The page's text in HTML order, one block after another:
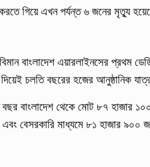
গিয়ে এখন পর্যন্ত ৬ জনের মৃত্যু
বাংলাদেশ এয়ারলাইনসের প্রথম
চলতি বছরের হজের আনুষ্ঠানিক
বাংলাদেশ থেকে মোট ৮৭ হাজার
এবং বেসরকারি মাধ্যমে ৮১ হাজার ৯০০